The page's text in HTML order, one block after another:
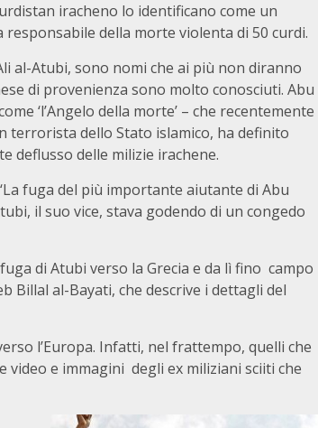
iracheno lo identificano come un
responsabile della morte violenta di 50 curdi.
al-Atubi, sono nomi che ai più non diranno
di provenienza sono molto conosciuti. Abu
‘l’Angelo della morte’ – che recentemente
terrorista dello Stato islamico, ha definito
deflusso delle milizie irachene.
fuga del più importante aiutante di Abu
il suo vice, stava godendo di un congedo
di Atubi verso la Grecia e da lì fino campo
Billal al-Bayati, che descrive i dettagli del
l’Europa. Infatti, nel frattempo, quelli che
e immagini degli ex miliziani sciiti che